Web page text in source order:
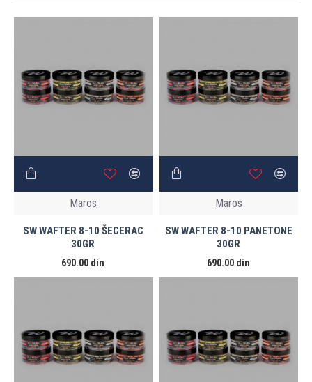
Maros
SW WAFTER 8-10 ŠECERAC
30GR
690.00 din
Maros
SW WAFTER 8-10 PANETONE
30GR
690.00 din